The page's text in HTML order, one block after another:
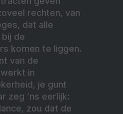
rechten, van
dat alle
bij de
komen te liggen.
van de
in
je gunt
zeg ’ns eerlijk:
zou dat de